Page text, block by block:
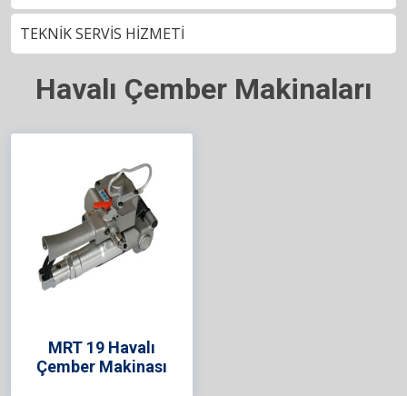
TEKNİK SERVİS HİZMETİ
Havalı Çember Makinaları
MRT 19 Havalı
Çember Makinası